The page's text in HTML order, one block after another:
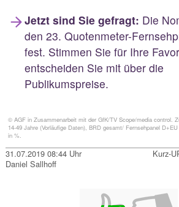
Jetzt sind Sie gefragt: Die
den 23. Quotenmeter-
fest. Stimmen Sie für Ihre
entscheiden Sie mit über die
Publikumspreise.
© AGF in Zusammenarbeit mit der GfK/TV Scope/media control.
14-49 Jahre (Vorläufige Daten), BRD gesamt/ Fernsehpanel
in %.
31.07.2019 08:44 Uhr Kurz-
Daniel Sallhoff